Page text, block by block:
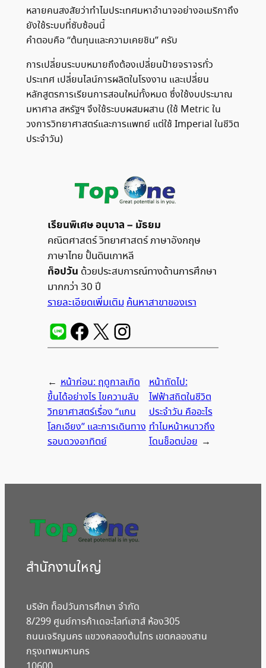
หลายคนสงสัยว่าทำไมประเทศมหาอำนาจอย่างอเมริกาถึง
ยังใช้ระบบที่ซับซ้อนนี้
คำตอบคือ “ต้นทุนและความเคยชิน” ครับ
การเปลี่ยนระบบหมายถึงต้องเปลี่ยนป้ายจราจรทั่ว
ประเทศ เปลี่ยนไลน์การผลิตในโรงงาน และเปลี่ยน
หลักสูตรการเรียนการสอนใหม่ทั้งหมด ซึ่งใช้งบประมาณ
มหาศาล สหรัฐฯ จึงใช้ระบบผสมผสาน (ใช้ Metric ใน
วงการวิทยาศาสตร์และการแพทย์ แต่ใช้ Imperial ในชีวิต
ประจำวัน)
เรียนพิเศษ อนุบาล – มัธยม
คณิตศาสตร์ วิทยาศาสตร์ ภาษาอังกฤษ
ภาษาไทย ปั้นดินเกาหลี
ท็อปวัน ด้วยประสบการณ์ทางด้านการศึกษา
มากกว่า 30 ปี
รายละเอียดเพิ่มเติมค้นหาสาขาของเรา
← หน้าก่อน:ฤดูกาลเกิด
ขึ้นได้อย่างไร ไขความลับ
วิทยาศาสตร์เรื่อง “แกน
โลกเอียง” และการเดินทาง
รอบดวงอาทิตย์
หน้าถัดไป:
ไฟฟ้าสถิตในชีวิต
ประจำวัน คืออะไร
ทำไมหน้าหนาวถึง
โดนช็อตบ่อย →
สํานักงานใหญ่
บริษัท ท็อปวันการศึกษา จำกัด
8/299 ศูนย์การค้าเดอะไลท์เฮาส์ ห้อง305
ถนนเจริญนคร แขวงคลองต้นไทร เขตคลองสาน
กรุงเทพมหานคร